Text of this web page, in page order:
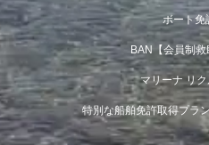
ボート免
BAN【会員制救
マリーナ リ
特別な船舶免許取得プラ